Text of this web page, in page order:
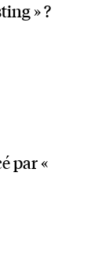
» ?
par «